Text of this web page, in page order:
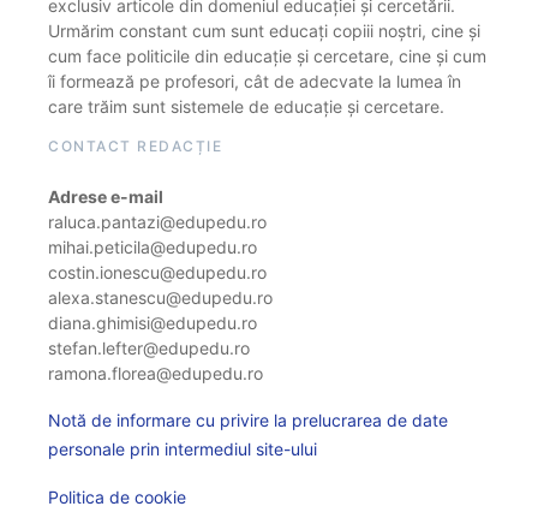
exclusiv articole din domeniul educației și cercetării.
Urmărim constant cum sunt educați copiii noștri, cine și
cum face politicile din educație și cercetare, cine și cum
îi formează pe profesori, cât de adecvate la lumea în
care trăim sunt sistemele de educație și cercetare.
CONTACT REDACȚIE
Adrese e-mail
raluca.pantazi@edupedu.ro
mihai.peticila@edupedu.ro
costin.ionescu@edupedu.ro
alexa.stanescu@edupedu.ro
diana.ghimisi@edupedu.ro
stefan.lefter@edupedu.ro
ramona.florea@edupedu.ro
Notă de informare cu privire la prelucrarea de date
personale prin intermediul site-ului
Politica de cookie